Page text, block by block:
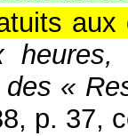
des «
, p. 37,